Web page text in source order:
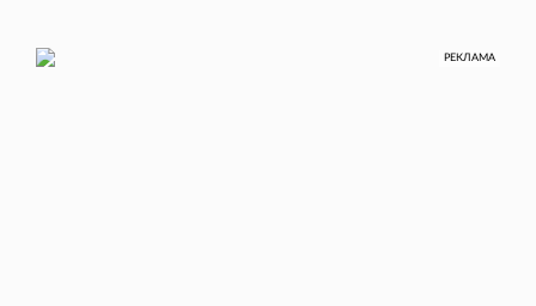
РЕКЛАМА